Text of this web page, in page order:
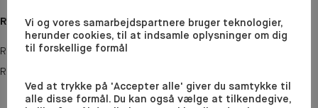
R
Restordre
Returnering
Vi og vores samarbejdspartnere bruger teknologier,
herunder cookies, til at indsamle oplysninger om dig
til forskellige formål
Ved at trykke på 'Accepter alle' giver du samtykke til
alle disse formål. Du kan også vælge at tilkendegive,